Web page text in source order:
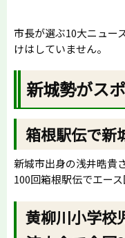
市長が選ぶ10大ニュー
けはしていません。
新城勢がス
箱根駅伝で新
新城市出身の浅井晧貴
100回箱根駅伝でエー
黄柳川小学校